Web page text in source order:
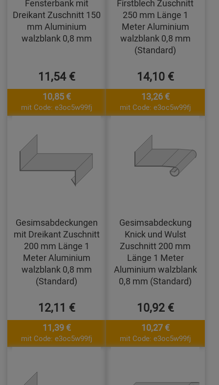
Fensterbank mit
Dreikant Zuschnitt 150
mm Aluminium
walzblank 0,8 mm
11,54 €
10,85 €
mit Code: e3oc5w99fj
Firstblech Zuschnitt
250 mm Länge 1
Meter Aluminium
walzblank 0,8 mm
(Standard)
14,10 €
13,26 €
mit Code: e3oc5w99fj
Gesimsabdeckungen
mit Dreikant Zuschnitt
200 mm Länge 1
Meter Aluminium
walzblank 0,8 mm
(Standard)
12,11 €
11,39 €
mit Code: e3oc5w99fj
Gesimsabdeckung
Knick und Wulst
Zuschnitt 200 mm
Länge 1 Meter
Aluminium walzblank
0,8 mm (Standard)
10,92 €
10,27 €
mit Code: e3oc5w99fj